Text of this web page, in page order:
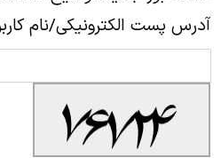
آدرس پست الکترونیکی/نام